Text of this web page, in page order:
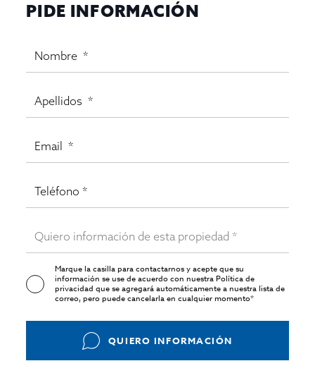
PIDE INFORMACIÓN
Marque la casilla para contactarnos y acepte que su
información se use de acuerdo con nuestraPolítica de
privacidadque se agregará automáticamente a nuestra lista de
correo, pero puede cancelarla en cualquier momento*
QUIERO INFORMACIÓN